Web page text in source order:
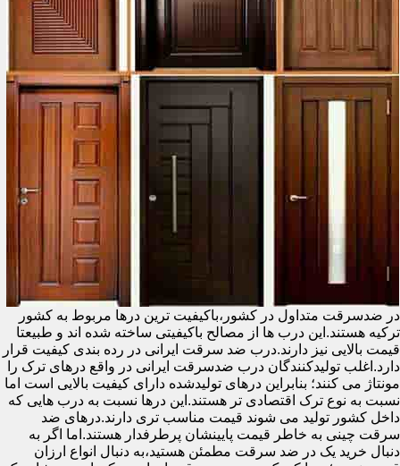
در ضدسرقت متداول در کشور،باکیفیت ترین درها مربوط به کشور
ترکیه هستند.این درب ها از مصالح باکیفیتی ساخته شده اند و طبیعتا
قیمت بالایی نیز دارند.درب ضد سرقت ایرانی در رده بندی کیفیت قرار
دارد.اغلب تولیدکنندگان درب ضدسرقت ایرانی در واقع درهای ترک را
مونتاژ می کنند؛ بنابراین درهای تولیدشده دارای کیفیت بالایی است اما
نسبت به نوع ترک اقتصادی تر هستند.این درها نسبت به درب هایی که
داخل کشور تولید می شوند قیمت مناسب تری دارند.درهای ضد
سرقت چینی به خاطر قیمت پایینشان پرطرفدار هستند.اما اگر به
دنبال خرید یک در ضد سرقت مطمئن هستید،به دنبال انواع ارزان